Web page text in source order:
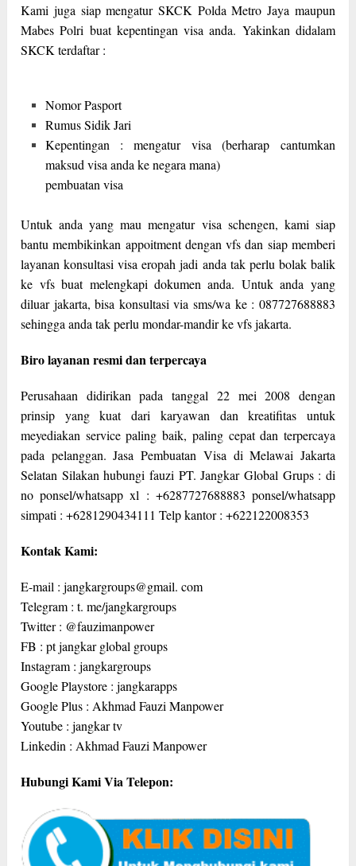
Kami juga siap mengatur SKCK Polda Metro Jaya maupun
Mabes Polri buat kepentingan visa anda. Yakinkan didalam
SKCK terdaftar :
Nomor Pasport
Rumus Sidik Jari
Kepentingan : mengatur visa (berharap cantumkan
maksud visa anda ke negara mana)
pembuatan visa
Untuk anda yang mau mengatur visa schengen, kami siap
bantu membikinkan appoitment dengan vfs dan siap memberi
layanan konsultasi visa eropah jadi anda tak perlu bolak balik
ke vfs buat melengkapi dokumen anda. Untuk anda yang
diluar jakarta, bisa konsultasi via sms/wa ke : 087727688883
sehingga anda tak perlu mondar-mandir ke vfs jakarta.
Biro layanan resmi dan terpercaya
Perusahaan didirikan pada tanggal 22 mei 2008 dengan
prinsip yang kuat dari karyawan dan kreatifitas untuk
meyediakan service paling baik, paling cepat dan terpercaya
pada pelanggan. Jasa Pembuatan Visa di Melawai Jakarta
Selatan Silakan hubungi fauzi PT. Jangkar Global Grups : di
no ponsel/whatsapp xl : +6287727688883 ponsel/whatsapp
simpati : +6281290434111 Telp kantor : +622122008353
Kontak Kami:
E-mail : jangkargroups@gmail. com
Telegram : t. me/jangkargroups
Twitter : @fauzimanpower
FB : pt jangkar global groups
Instagram : jangkargroups
Google Playstore : jangkarapps
Google Plus : Akhmad Fauzi Manpower
Youtube : jangkar tv
Linkedin : Akhmad Fauzi Manpower
Hubungi Kami Via Telepon: